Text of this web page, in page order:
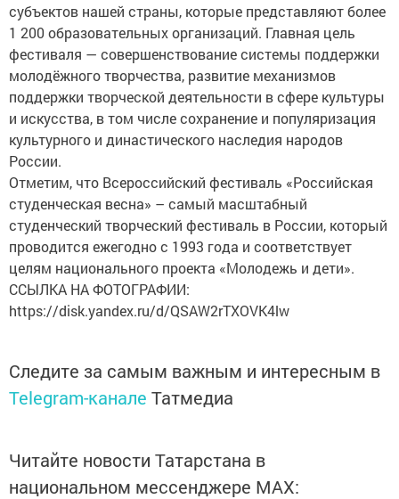
субъектов нашей страны, которые представляют более
1 200 образовательных организаций. Главная цель
фестиваля — совершенствование системы поддержки
молодёжного творчества, развитие механизмов
поддержки творческой деятельности в сфере культуры
и искусства, в том числе сохранение и популяризация
культурного и династического наследия народов
России.
Отметим, что Всероссийский фестиваль «Российская
студенческая весна» – самый масштабный
студенческий творческий фестиваль в России, который
проводится ежегодно с 1993 года и соответствует
целям национального проекта «Молодежь и дети».
ССЫЛКА НА ФОТОГРАФИИ:
https://disk.yandex.ru/d/QSAW2rTXOVK4lw
Следите за самым важным и интересным в
Telegram-канале Татмедиа
Читайте новости Татарстана в
национальном мессенджере MАХ: